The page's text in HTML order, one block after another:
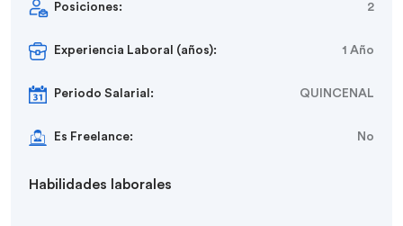
Posiciones: 2
Experiencia Laboral (años): 1 Año
Periodo Salarial: QUINCENAL
Es Freelance: No
Habilidades laborales